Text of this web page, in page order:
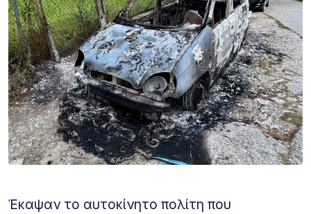
Έκαψαν το αυτοκίνητο πολίτη που